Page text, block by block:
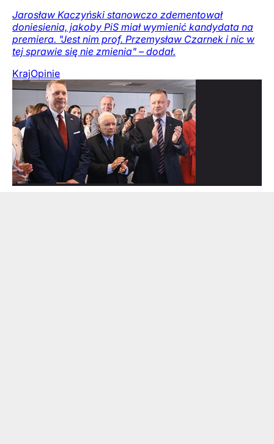
Jarosław Kaczyński stanowczo zdementował
doniesienia, jakoby PiS miał wymienić kandydata na
premiera. "Jest nim prof. Przemysław Czarnek i nic w
tej sprawie się nie zmienia" – dodał.
KrajOpinie